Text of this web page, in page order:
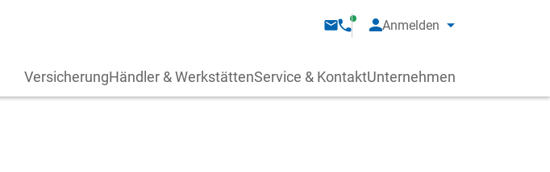
Anmelden
VersicherungHändler & WerkstättenService & KontaktUnternehmen